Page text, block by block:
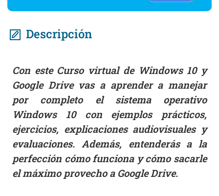
Descripción
Con este Curso virtual de Windows 10 y
Google Drive vas a aprender a manejar
por completo el sistema operativo
Windows 10 con ejemplos prácticos,
ejercicios, explicaciones audiovisuales y
evaluaciones. Además, entenderás a la
perfección cómo funciona y cómo sacarle
el máximo provecho a Google Drive.